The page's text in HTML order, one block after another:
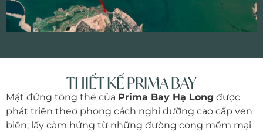
THIẾT KẾ PRIMA BAY
Mặt đứng tổng thể của Prima Bay Hạ Long được
phát triển theo phong cách nghỉ dưỡng cao cấp ven
biển, lấy cảm hứng từ những đường cong mềm mại